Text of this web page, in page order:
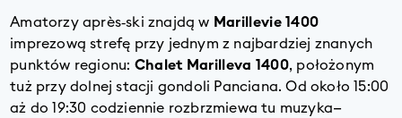
Amatorzy après‑ski znajdą w Marillevie 1400
imprezową strefę przy jednym z najbardziej znanych
punktów regionu: Chalet Marilleva 1400, położonym
tuż przy dolnej stacji gondoli Panciana. Od około 15:00
aż do 19:30 codziennie rozbrzmiewa tu muzyka—